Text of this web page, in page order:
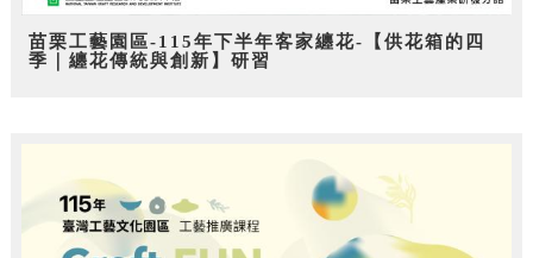
苗栗工藝園區-115年下半年客家纏花-【供花箱的四
季｜纏花傳統與創新】研習